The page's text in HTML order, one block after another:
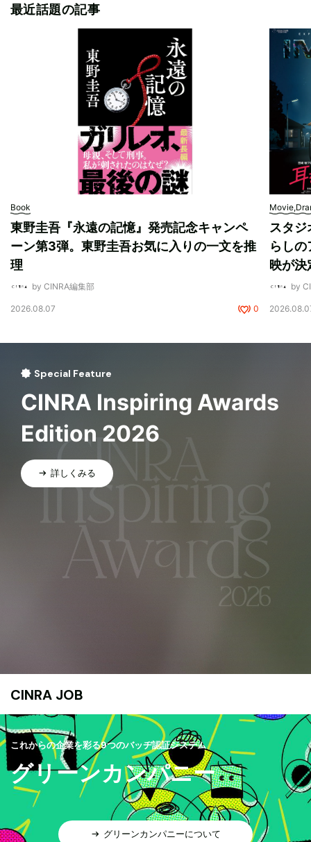
最近話題の記事
Book
東野圭吾『永遠の記憶』発売記念キャンペ
ーン第3弾。東野圭吾お気に入りの一文を推
理
by CINRA編集部
2026.08.07 0
スタ
らし
映が決
by
Special Feature
CINRA Inspiring Awards
Edition 2026
詳しくみる
CINRA JOB
これからの企業を彩る9つのバッヂ認証システム
グリーンカンパニー
グリーンカンパニーについて